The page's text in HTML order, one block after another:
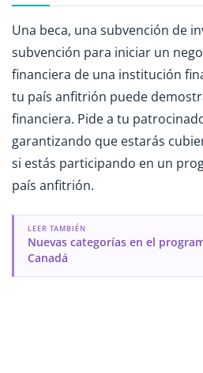
Una beca, una subvención de
subvención para iniciar un
financiera de una institución
tu país anfitrión puede
financiera. Pide a tu
garantizando que estarás
si estás participando en un
país anfitrión.
LEER TAMBIÉN
Nuevas categorías en el
Canadá